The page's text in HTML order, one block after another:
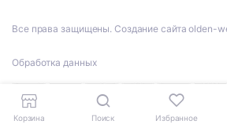
Корзина Поиск Избранное
Все права защищены. Создание сайта olden-
Обработка данных